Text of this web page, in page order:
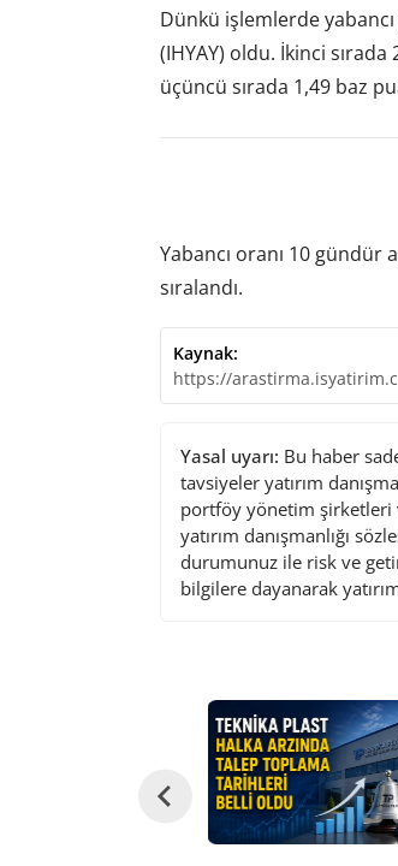
Dünkü işlemlerde yabancı
(IHYAY) oldu. İkinci
üçüncü sırada 1,49 baz
Yabancı oranı 10 gündür
sıralandı.
Kaynak:
https://
Yasal uyarı: Bu haber
tavsiyeler yatırım
portföy yönetim şirketleri
yatırım danışmanlığı
durumunuz ile risk ve
bilgilere dayanarak